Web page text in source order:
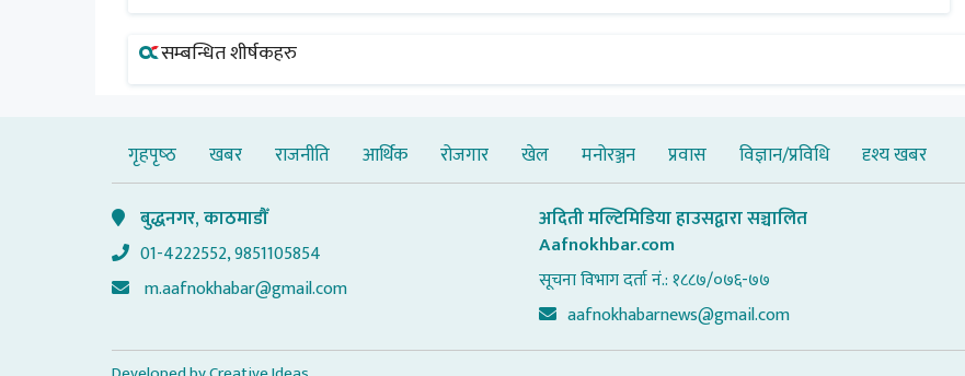
सम्बन्धित शीर्षकहरु
गृहपृष्‍ठ खबर राजनीति आर्थिक रोजगार खेल मनोरञ्जन प्रवास विज्ञान/प्रविधि दृश्य खबर
बुद्धनगर, काठमाडौँ
01-4222552, 9851105854
m.aafnokhabar@gmail.com
अदिती मल्टिमिडिया हाउसद्वारा सञ्चालित
Aafnokhbar.com
सूचना विभाग दर्ता नं.: १८८७/०७६-७७
aafnokhabarnews@gmail.com